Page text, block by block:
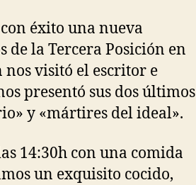
éxito una nueva
de la Tercera Posición en
nos visitó el escritor e
presentó sus dos últimos
y «mártires del ideal».
14:30h con una comida
un exquisito cocido,